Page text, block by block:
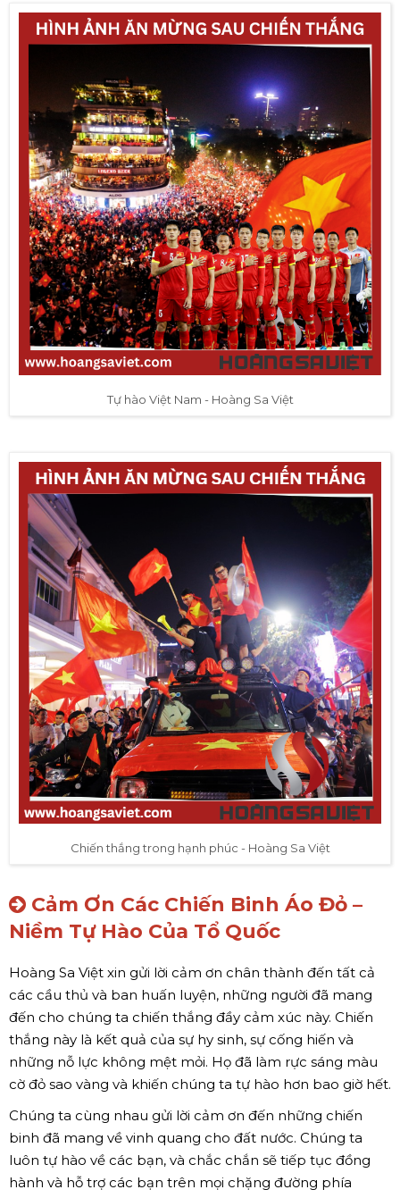
Tự hào Việt Nam - Hoàng Sa Việt
Chiến thắng trong hạnh phúc - Hoàng Sa Việt
Cảm Ơn Các Chiến Binh Áo Đỏ –
Niềm Tự Hào Của Tổ Quốc
Hoàng Sa Việt xin gửi lời cảm ơn chân thành đến tất cả
các cầu thủ và ban huấn luyện, những người đã mang
đến cho chúng ta chiến thắng đầy cảm xúc này. Chiến
thắng này là kết quả của sự hy sinh, sự cống hiến và
những nỗ lực không mệt mỏi. Họ đã làm rực sáng màu
cờ đỏ sao vàng và khiến chúng ta tự hào hơn bao giờ hết.
Chúng ta cùng nhau gửi lời cảm ơn đến những chiến
binh đã mang về vinh quang cho đất nước. Chúng ta
luôn tự hào về các bạn, và chắc chắn sẽ tiếp tục đồng
hành và hỗ trợ các bạn trên mọi chặng đường phía